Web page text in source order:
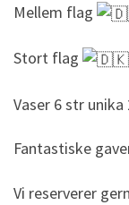
Mellem flag
Stort flag
Vaser 6 str unika
Fantastiske
Vi reserverer